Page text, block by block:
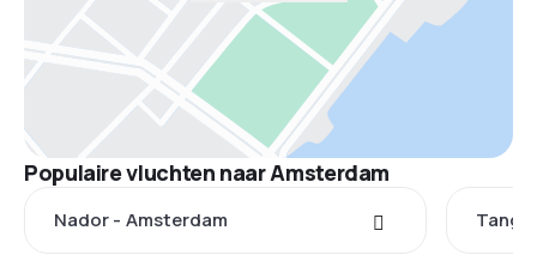
Populaire vluchten naar Amsterdam
Nador - Amsterdam